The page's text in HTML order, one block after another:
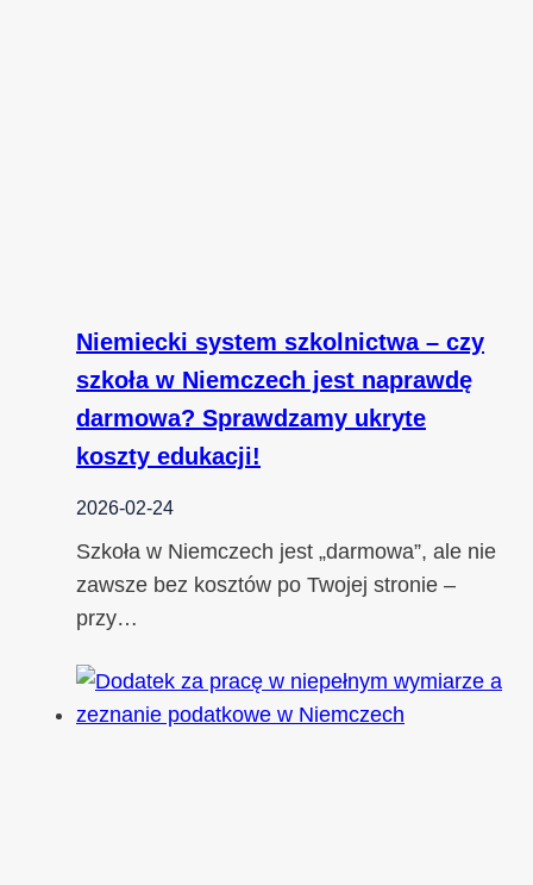
Niemiecki system szkolnictwa – czy
szkoła w Niemczech jest naprawdę
darmowa? Sprawdzamy ukryte
koszty edukacji!
2026-02-24
Szkoła w Niemczech jest „darmowa”, ale nie
zawsze bez kosztów po Twojej stronie –
przy…